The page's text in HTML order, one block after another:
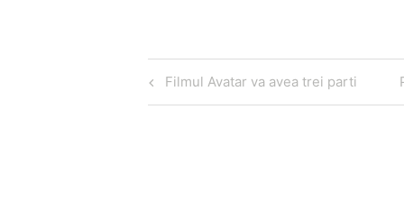
Navigare
în
Articol
anterior
Filmul Avatar va avea trei parti